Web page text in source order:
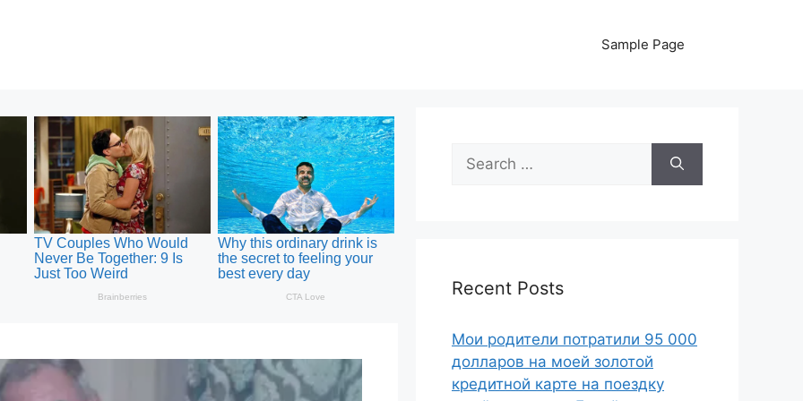
Sample Page
Search
for:
Recent Posts
Мои родители потратили 95 000
долларов на моей золотой
кредитной карте на поездку